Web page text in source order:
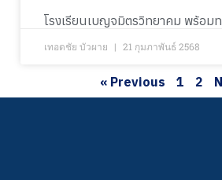
โรงเรียนเบญจมิตรวิทยาคม พร้อม
เทอดชัย บัวผาย 21 กุมภาพันธ์ 2568
« Previous 1 2